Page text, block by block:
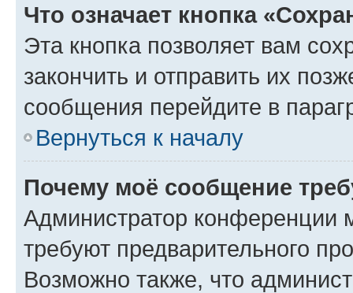
Что означает кнопка
Эта кнопка позволяет вам
закончить и отправить их
сообщения перейдите в
Вернуться к началу
Почему моё сообщение
Администратор конференции
требуют предварительного
Возможно также, что